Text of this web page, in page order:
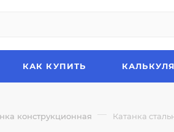
КАК КУПИТЬ
конструкционная — Катанка